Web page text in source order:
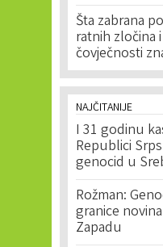
Šta zabrana
ratnih zločina
čovječnosti
NAJČITANIJE
I 31 godinu
Republici
genocid u
Rožman:
granice
Zapadu